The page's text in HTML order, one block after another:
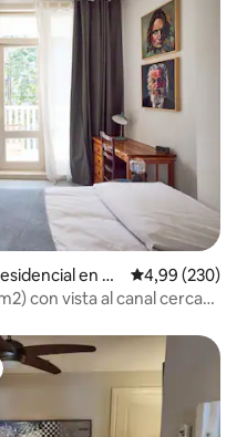
en Á
Calificación
4,99 (230)
con vista al canal cerca
destacados